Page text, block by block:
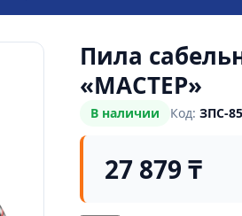
Пила
«МАСТЕР»
В наличии Код:ЗПС-
27 879 ₸